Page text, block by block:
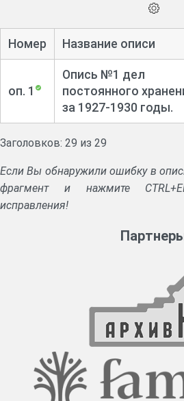
Номер Название описи
оп. 1
Опись №1 дел
постоянного
за 1927-1930 годы.
Заголовков: 29 из 29
Если Вы обнаружили ошибку в
фрагмент и нажмите
исправления!